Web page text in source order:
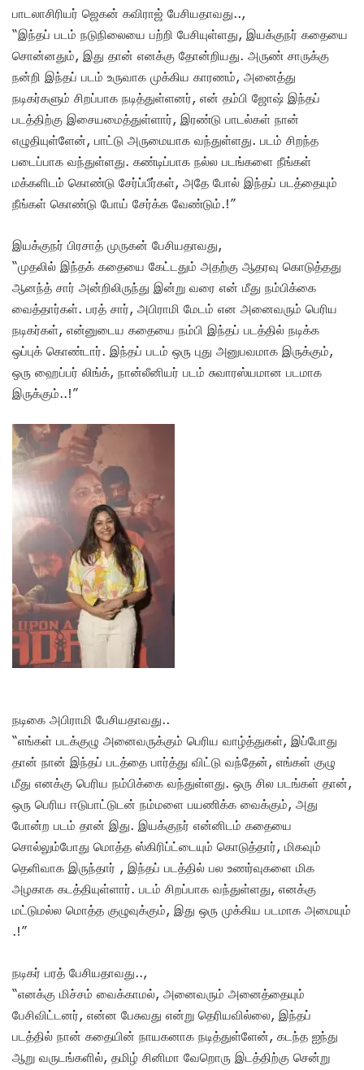
பாடலாசிரியர் ஜெகன் கவிராஜ் பேசியதாவது..,
“இந்தப் படம் நடுநிலையை பற்றி பேசியுள்ளது, இயக்குநர் கதையை
சொன்னதும், இது தான் எனக்கு தோன்றியது. அருண் சாருக்கு
நன்றி இந்தப் படம் உருவாக முக்கிய காரணம், அனைத்து
நடிகர்களும் சிறப்பாக நடித்துள்ளனர், என் தம்பி ஜோஷ் இந்தப்
படத்திற்கு இசையமைத்துள்ளார், இரண்டு பாடல்கள் நான்
எழுதியுள்ளேன், பாட்டு அருமையாக வந்துள்ளது. படம் சிறந்த
படைப்பாக வந்துள்ளது. கண்டிப்பாக நல்ல படங்களை நீங்கள்
மக்களிடம் கொண்டு சேர்ப்பீர்கள், அதே போல் இந்தப் படத்தையும்
நீங்கள் கொண்டு போய் சேர்க்க வேண்டும்.!”
இயக்குநர் பிரசாத் முருகன் பேசியதாவது,
“முதலில் இந்தக் கதையை கேட்டதும் அதற்கு ஆதரவு கொடுத்தது
ஆனந்த் சார் அன்றிலிருந்து இன்று வரை என் மீது நம்பிக்கை
வைத்தார்கள். பரத் சார், அபிராமி மேடம் என அனைவரும் பெரிய
நடிகர்கள், என்னுடைய கதையை நம்பி இந்தப் படத்தில் நடிக்க
ஒப்புக் கொண்டார். இந்தப் படம் ஒரு புது அனுபவமாக இருக்கும்,
ஒரு ஹைப்பர் லிங்க், நான்லீனியர் படம் சுவாரஸ்யமான படமாக
இருக்கும்..!”
நடிகை அபிராமி பேசியதாவது..
“எங்கள் படக்குழு அனைவருக்கும் பெரிய வாழ்த்துகள், இப்போது
தான் நான் இந்தப் படத்தை பார்த்து விட்டு வந்தேன், எங்கள் குழு
மீது எனக்கு பெரிய நம்பிக்கை வந்துள்ளது. ஒரு சில படங்கள் தான்,
ஒரு பெரிய ஈடுபாட்டுடன் நம்மளை பயணிக்க வைக்கும், அது
போன்ற படம் தான் இது. இயக்குநர் என்னிடம் கதையை
சொல்லும்போது மொத்த ஸ்கிரிப்ட்டையும் கொடுத்தார், மிகவும்
தெளிவாக இருந்தார் , இந்தப் படத்தில் பல உணர்வுகளை மிக
அழகாக கடத்தியுள்ளார். படம் சிறப்பாக வந்துள்ளது, எனக்கு
மட்டுமல்ல மொத்த குழுவுக்கும், இது ஒரு முக்கிய படமாக அமையும்
.!”
நடிகர் பரத் பேசியதாவது..,
“எனக்கு மிச்சம் வைக்காமல், அனைவரும் அனைத்தையும்
பேசிவிட்டனர், என்ன பேசுவது என்று தெரியவில்லை, இந்தப்
படத்தில் நான் கதையின் நாயகனாக நடித்துள்ளேன், கடந்த ஐந்து
ஆறு வருடங்களில், தமிழ் சினிமா வேறொரு இடத்திற்கு சென்று